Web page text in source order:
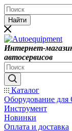
Найти
Интернет-
автосервисов
Каталог
Оборудование
Инструмент
Новинки
Оплата и доставка